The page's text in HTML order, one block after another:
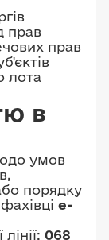
прав
прав
лота
в
умов
порядку
e-
068